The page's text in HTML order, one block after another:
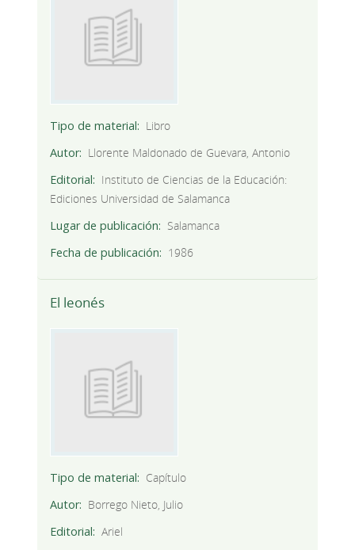
Tipo de material
Libro
Autor
Llorente Maldonado de Guevara, Antonio
Editorial
Instituto de Ciencias de la Educación:
Ediciones Universidad de Salamanca
Lugar de publicación
Salamanca
Fecha de publicación
1986
El leonés
Tipo de material
Capítulo
Autor
Borrego Nieto, Julio
Editorial
Ariel